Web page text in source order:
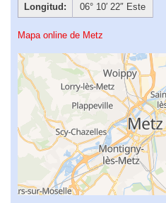
Longitud:
06° 10′ 22″ Este
Mapa online de Metz